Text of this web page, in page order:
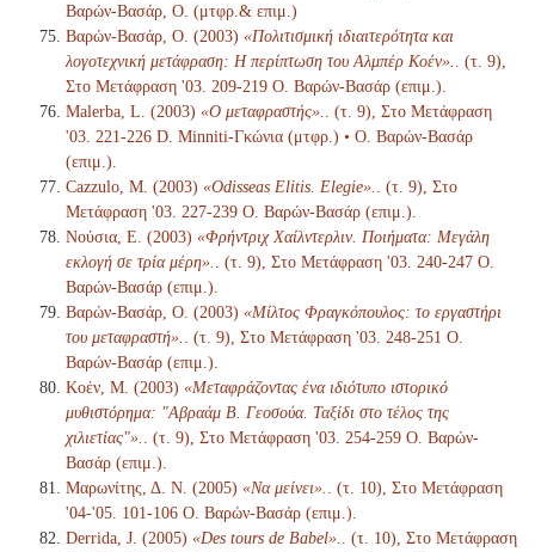
Βαρών-Βασάρ, Ο. (μτφρ.& επιμ.)
Βαρών-Βασάρ, Ο. (2003) «Πολιτισμική ιδιαιτερότητα και
λογοτεχνική μετάφραση: Η περίπτωση του Αλμπέρ Κοέν».
. (τ. 9),
Στο Μετάφραση '03. 209-219 Ο. Βαρών-Βασάρ (επιμ.).
Malerba, L. (2003) «Ο μεταφραστής».
. (τ. 9), Στο Μετάφραση
'03. 221-226 D. Minniti-Γκώνια (μτφρ.) • Ο. Βαρών-Βασάρ
(επιμ.).
Cazzulo, M. (2003) «Odisseas Elitis. Elegie».
. (τ. 9), Στο
Μετάφραση '03. 227-239 Ο. Βαρών-Βασάρ (επιμ.).
Νούσια, Ε. (2003) «Φρήντριχ Χαίλντερλιν. Ποιήματα: Μεγάλη
εκλογή σε τρία μέρη».
. (τ. 9), Στο Μετάφραση '03. 240-247 Ο.
Βαρών-Βασάρ (επιμ.).
Βαρών-Βασάρ, Ο. (2003) «Μίλτος Φραγκόπουλος: το εργαστήρι
του μεταφραστή».
. (τ. 9), Στο Μετάφραση '03. 248-251 Ο.
Βαρών-Βασάρ (επιμ.).
Κοέν, Μ. (2003) «Μεταφράζοντας ένα ιδιότυπο ιστορικό
μυθιστόρημα: "Αβραάμ Β. Γεοσούα. Ταξίδι στο τέλος της
χιλιετίας"».
. (τ. 9), Στο Μετάφραση '03. 254-259 Ο. Βαρών-
Βασάρ (επιμ.).
Μαρωνίτης, Δ. Ν. (2005) «Να μείνει».
. (τ. 10), Στο Μετάφραση
'04-'05. 101-106 Ο. Βαρών-Βασάρ (επιμ.).
Derrida, J. (2005) «Des tours de Babel».
. (τ. 10), Στο Μετάφραση